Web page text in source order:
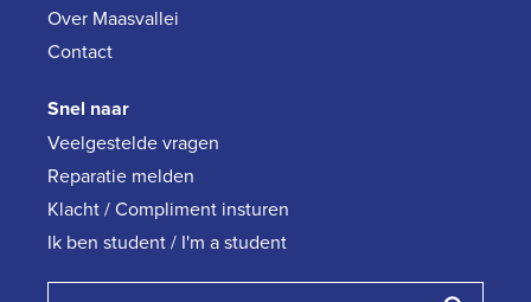
Over Maasvallei
Contact
Snel naar
Veelgestelde vragen
Reparatie melden
Klacht / Compliment insturen
Ik ben student / I'm a student